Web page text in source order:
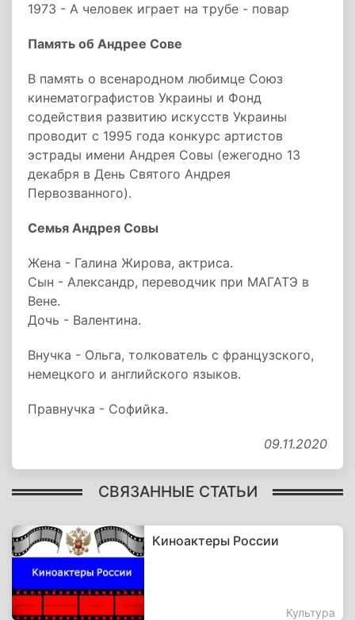
1973 - А человек играет на трубе - повар
Память об Андрее Сове
В память о всенародном любимце Союз
кинематографистов Украины и Фонд
содействия развитию искусств Украины
проводит с 1995 года конкурс артистов
эстрады имени Андрея Совы (ежегодно 13
декабря в День Святого Андрея
Первозванного).
Семья Андрея Совы
Жена - Галина Жирова, актриса.
Сын - Александр, переводчик при МАГАТЭ в
Вене.
Дочь - Валентина.
Внучка - Ольга, толкователь с французского,
немецкого и английского языков.
Правнучка - Софийка.
09.11.2020
СВЯЗАННЫЕ СТАТЬИ
Киноактеры России
Культура